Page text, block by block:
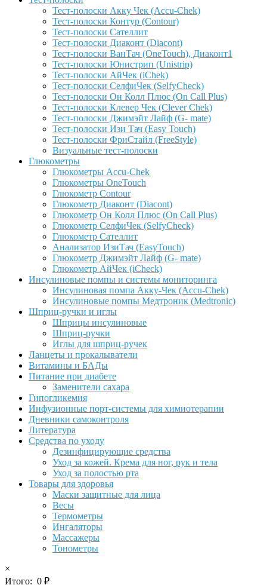
Тест-полоски Акку Чек (Accu-Chek)
Тест-полоски Контур (Contour)
Тест-полоски Сателлит
Тест-полоски Диаконт (Diacont)
Тест-полоски ВанТач (OneTouch), Диаконт1
Тест-полоски Юнистрип (Unistrip)
Тест-полоски АйЧек (iChek)
Тест-полоски СелфиЧек (SelfyCheck)
Тест-полоски Он Колл Плюс (On Call Plus)
Тест-полоски Клевер Чек (Clever Chek)
Тест-полоски Джимэйт Лайф (G- mate)
Тест-полоски Изи Тач (Easy Touch)
Тест-полоски ФриCтайл (FreeStyle)
Визуальные тест-полоски
Глюкометры
Глюкометры Accu-Сhek
Глюкометры OneTouch
Глюкометр Contour
Глюкометр Диаконт (Diacont)
Глюкометр Он Колл Плюс (On Call Plus)
Глюкометр СелфиЧек (SelfyCheck)
Глюкометр Сателлит
Анализатор ИзиТач (EasyTouch)
Глюкометр Джимэйт Лайф (G- mate)
Глюкометр АйЧек (iCheck)
Инсулиновые помпы и системы мониторинга
Инсулиновая помпа Акку-Чек (Accu-Chek)
Инсулиновые помпы Медтроник (Medtronic)
Шприц-ручки и иглы
Шприцы инсулиновые
Шприц-ручки
Иглы для шприц-ручек
Ланцеты и прокалыватели
Витамины и БАДы
Питание при диабете
Заменители сахара
Гипогликемия
Инфузионные порт-системы для химиотерапии
Дневники самоконтроля
Литература
Средства по уходу
Дезинфицирующие средства
Уход за кожей. Крема для ног, рук и тела
Уход за полостью рта
Товары для здоровья
Маски защитные для лица
Весы
Термометры
Ингаляторы
Массажеры
Тонометры
×
Итого: 0 ₽